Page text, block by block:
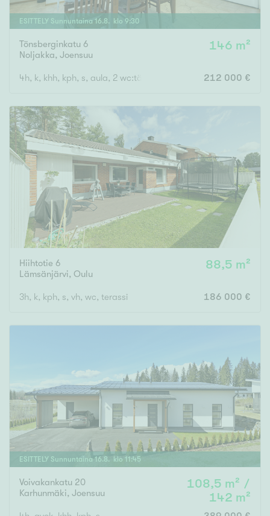
ESITTELY Sunnuntaina 16.8. klo 9:30
Tönsberginkatu 6
Noljakka, Joensuu
146 m²
4h, k, khh, kph, s, aula, 2 wc:tä 212 000 €
Hiihtotie 6
Lämsänjärvi, Oulu
88,5 m²
3h, k, kph, s, vh, wc, terassi 186 000 €
ESITTELY Sunnuntaina 16.8. klo 11 :45
Voivakankatu 20
Karhunmäki, Joensuu
108,5 m² /
142 m²